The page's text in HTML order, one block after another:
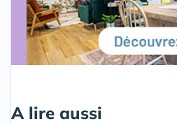
A lire aussi